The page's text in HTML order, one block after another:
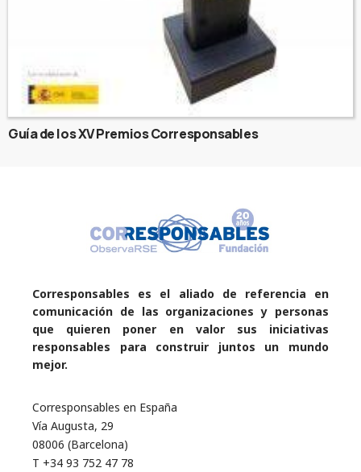
Guía de los XV Premios Corresponsables
Corresponsables es el aliado de referencia en
comunicación de las organizaciones y personas
que quieren poner en valor sus iniciativas
responsables para construir juntos un mundo
mejor.
Corresponsables en España
Vía Augusta, 29
08006 (Barcelona)
T +34 93 752 47 78